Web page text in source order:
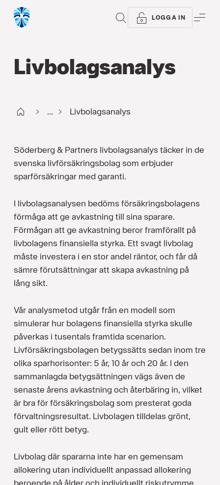
SÖK LOGGA IN
Livbolags­analys
Start ... Livbolagsanalys
Söderberg & Partners livbolagsanalys täcker in de
svenska livförsäkringsbolag som erbjuder
sparförsäkringar med garanti.
I livbolagsanalysen bedöms försäkringsbolagens
förmåga att ge avkastning till sina sparare.
Förmågan att ge avkastning beror framförallt på
livbolagens finansiella styrka. Ett svagt livbolag
måste investera i en stor andel räntor, och får då
sämre förutsättningar att skapa avkastning på
lång sikt.
Vår analysmetod utgår från en modell som
simulerar hur bolagens finansiella styrka skulle
påverkas i tusentals framtida scenarion.
Livförsäkringsbolagen betygssätts sedan inom tre
olika sparhorisonter: 5 år, 10 år och 20 år. I den
sammanlagda betygsättningen vägs även de
senaste årens avkastning och återbäring in, vilket
är bra för försäkringsbolag som presterat goda
förvaltningsresultat. Livbolagen tilldelas grönt,
gult eller rött betyg.
Livbolag där spararna inte har en gemensam
allokering utan individuellt anpassad allokering